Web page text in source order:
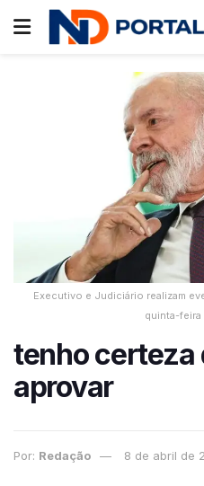
Executivo e Judiciário realizam
quinta-feira
tenho certeza
aprovar
Por: Redação 8 de abril de